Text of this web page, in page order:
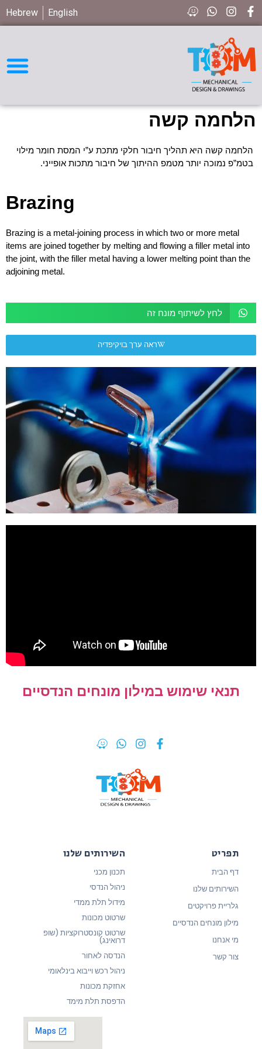
English
Hebrew
הלחמה קשה
הלחמה קשה היא תהליך חיבור חלקי מתכת ע”י המסת חומר מילוי
בטמ”פ נמוכה יותר מטמפ ההיתוך של חיבור מתכות אופייני.
Brazing
Brazing is a metal-joining process in which two or more metal
items are joined together by melting and flowing a filler metal into
the joint, with the filler metal having a lower melting point than the
adjoining metal.
לחץ לשיתוף מונח זה
ראה ערך בויקיפדיה
תנאי שימוש במילון מונחים הנדסיים
תפריט
דף הבית
השירותים שלנו
גלריית פרויקטים
מילון מונחים הנדסיים
מי אנחנו
צור קשר
השירותים שלנו
תכנון מכני
ניהול הנדסי
מידול תלת ממדי
שרטוט מכונות
שרטוט קונסטרוקציות (שופ
דרואינג)
הנדסה לאחור
ניהול רכש וייבוא בינלאומי
אחזקת מכונות
הדפסת תלת מימד